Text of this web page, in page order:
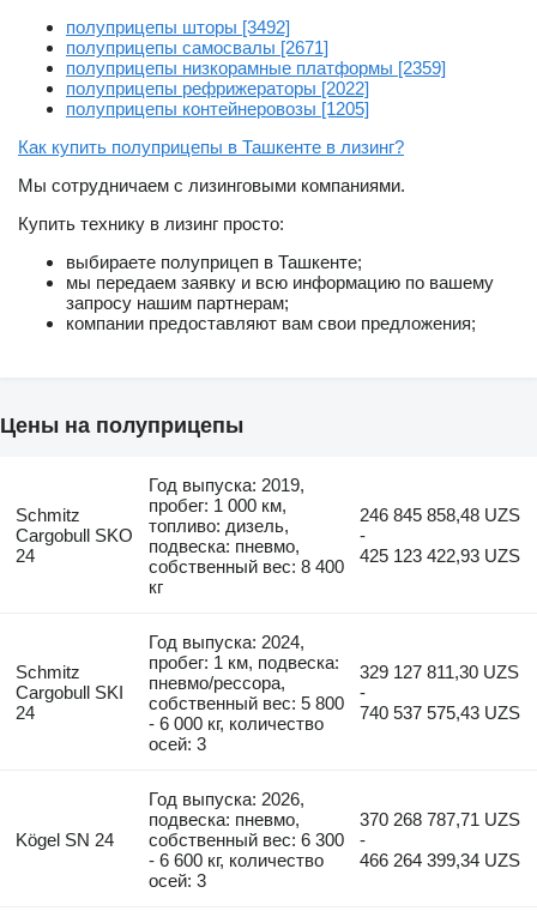
полуприцепы шторы [3492]
полуприцепы самосвалы [2671]
полуприцепы низкорамные платформы [2359]
полуприцепы рефрижераторы [2022]
полуприцепы контейнеровозы [1205]
Как купить полуприцепы в Ташкенте в лизинг?
Мы сотрудничаем с лизинговыми компаниями.
Купить технику в лизинг просто:
выбираете полуприцеп в Ташкенте;
мы передаем заявку и всю информацию по вашему
запросу нашим партнерам;
компании предоставляют вам свои предложения;
Цены на полуприцепы
Schmitz
Cargobull SKO
24
Год выпуска: 2019,
пробег: 1 000 км,
топливо: дизель,
подвеска: пневмо,
собственный вес: 8 400
кг
246 845 858,48 UZS
-
425 123 422,93 UZS
Schmitz
Cargobull SKI
24
Год выпуска: 2024,
пробег: 1 км, подвеска:
пневмо/рессора,
собственный вес: 5 800
- 6 000 кг, количество
осей: 3
329 127 811,30 UZS
-
740 537 575,43 UZS
Kögel SN 24
Год выпуска: 2026,
подвеска: пневмо,
собственный вес: 6 300
- 6 600 кг, количество
осей: 3
370 268 787,71 UZS
-
466 264 399,34 UZS